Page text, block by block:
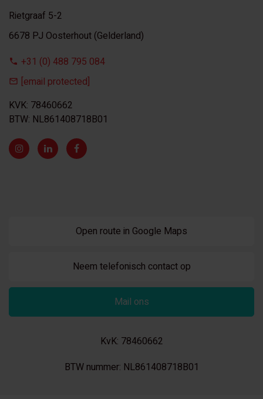
Rietgraaf 5-2
6678 PJ Oosterhout (Gelderland)
+31 (0) 488 795 084
[email protected]
KVK: 78460662
BTW: NL861408718B01
Open route in Google Maps
Neem telefonisch contact op
Mail ons
KvK: 78460662
BTW nummer: NL861408718B01